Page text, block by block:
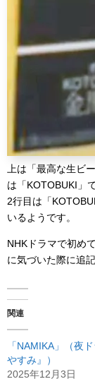
上は「最高な生ビ
は「KOTOBUKI」
2行目は「
いるようです。
NHKドラマで初め
に気づいた際に追記
関連
「NAMIKA」（夜
やすみ』）
2025年12月3日